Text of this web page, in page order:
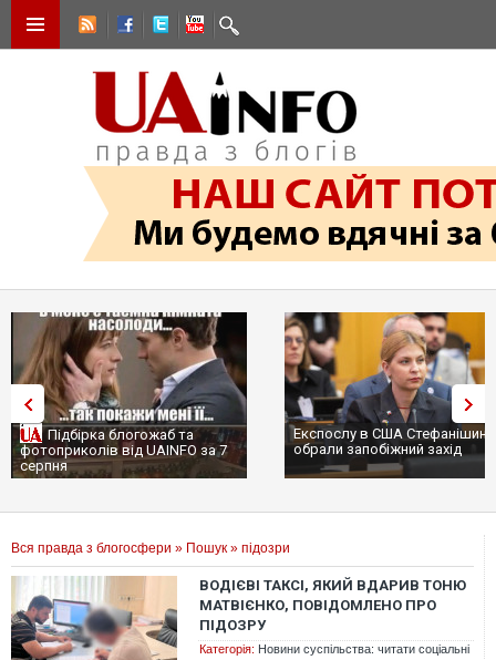
Підбірка блогожаб та
фотоприколів від UAINFO за 7
серпня
Експослу в США
обрали запобіжний захід
Вся правда з блогосфери » Пошук » підозри
ВОДІЄВІ ТАКСІ, ЯКИЙ ВДАРИВ ТОНЮ
МАТВІЄНКО, ПОВІДОМЛЕНО ПРО
ПІДОЗРУ
Категорія: Новини суспільства: читати соціальні